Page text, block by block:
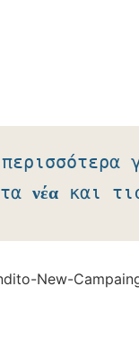
νέακαι